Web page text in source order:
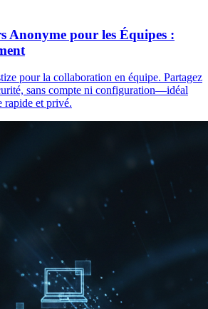
Anonyme pour les Équipes :
pour la collaboration en équipe. Partagez
sans compte ni configuration—idéal
rapide et privé.